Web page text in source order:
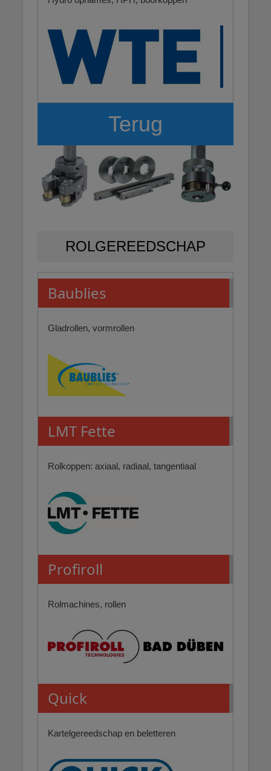
Terug
ROLGEREEDSCHAP
Baublies
Gladrollen, vormrollen
LMT Fette
Rolkoppen: axiaal, radiaal, tangentiaal
Profiroll
Rolmachines, rollen
Quick
Kartelgereedschap en beletteren